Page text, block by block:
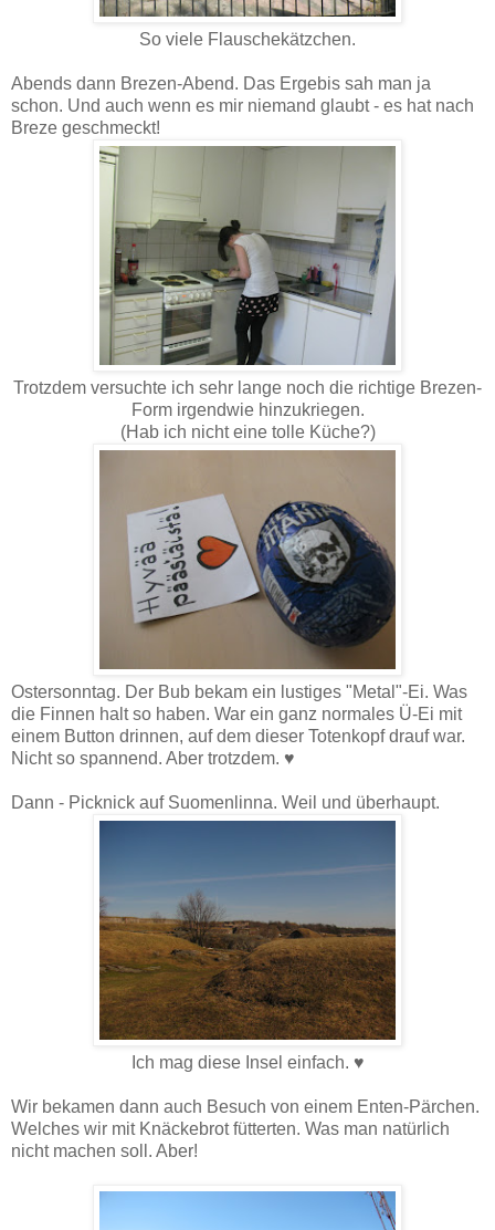
So viele Flauschekätzchen.
Abends dann Brezen-Abend. Das Ergebis sah man ja
schon. Und auch wenn es mir niemand glaubt - es hat nach
Breze geschmeckt!
Trotzdem versuchte ich sehr lange noch die richtige Brezen-
Form irgendwie hinzukriegen.
(Hab ich nicht eine tolle Küche?)
Ostersonntag. Der Bub bekam ein lustiges "Metal"-Ei. Was
die Finnen halt so haben. War ein ganz normales Ü-Ei mit
einem Button drinnen, auf dem dieser Totenkopf drauf war.
Nicht so spannend. Aber trotzdem. ♥
Dann - Picknick auf Suomenlinna. Weil und überhaupt.
Ich mag diese Insel einfach. ♥
Wir bekamen dann auch Besuch von einem Enten-Pärchen.
Welches wir mit Knäckebrot fütterten. Was man natürlich
nicht machen soll. Aber!